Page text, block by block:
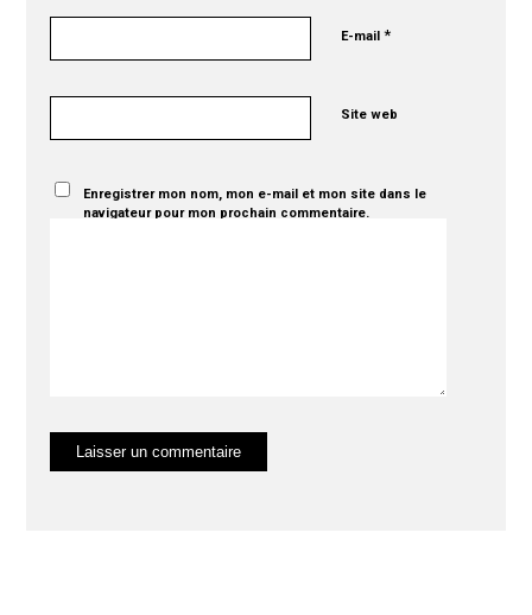
E-mail*
Site web
Enregistrer mon nom, mon e-mail et mon site dans le
navigateur pour mon prochain commentaire.